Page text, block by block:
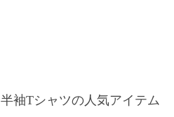
半袖Tシャツの人気アイテム